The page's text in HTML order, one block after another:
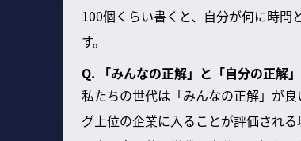
100個くらい書くと、自分が何に時間
す。
Q. 「みんなの正解」と「自分の正解
私たちの世代は「みんなの正解」が
グ上位の企業に入ることが評価される